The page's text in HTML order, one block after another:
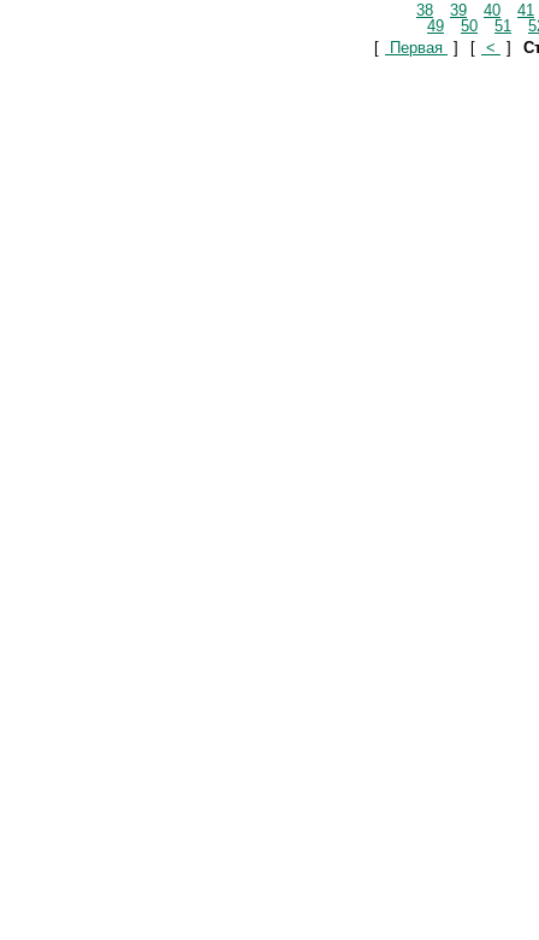
38 39 40
41
49
50 51
[
Первая ] [ < ]